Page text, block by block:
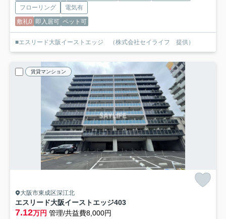
フローリング
電気有
敷礼0 即入居可 ペット可
■エスリード大阪イーストエッジ （株式会社セイライフ 提供）
賃貸マンション
大阪市東成区深江北
エスリード大阪イーストエッジ403
7.12万円 管理/共益費8,000円